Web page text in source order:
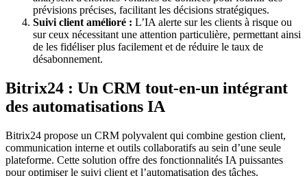
prévisions précises, facilitant les décisions stratégiques.
Suivi client amélioré : L’IA alerte sur les clients à risque ou
sur ceux nécessitant une attention particulière, permettant ainsi
de les fidéliser plus facilement et de réduire le taux de
désabonnement.
Bitrix24 : Un CRM tout-en-un intégrant
des automatisations IA
Bitrix24 propose un CRM polyvalent qui combine gestion client,
communication interne et outils collaboratifs au sein d’une seule
plateforme. Cette solution offre des fonctionnalités IA puissantes
pour optimiser le suivi client et l’automatisation des tâches.